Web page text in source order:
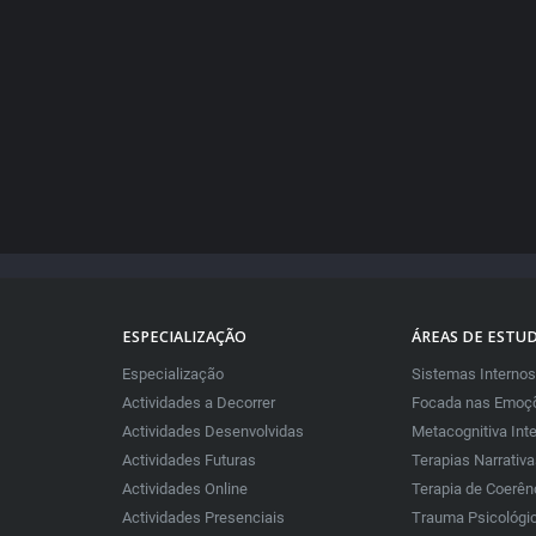
ESPECIALIZAÇÃO
Especialização
Actividades a Decorrer
Actividades Desenvolvidas
Actividades Futuras
Actividades Online
Actividades Presenciais
ÁREAS DE
Sistemas
Focada nas
Metacognitiva
Terapias
Terapia de
Trauma